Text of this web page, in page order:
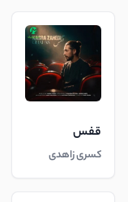
قفس
کسری زاهدی